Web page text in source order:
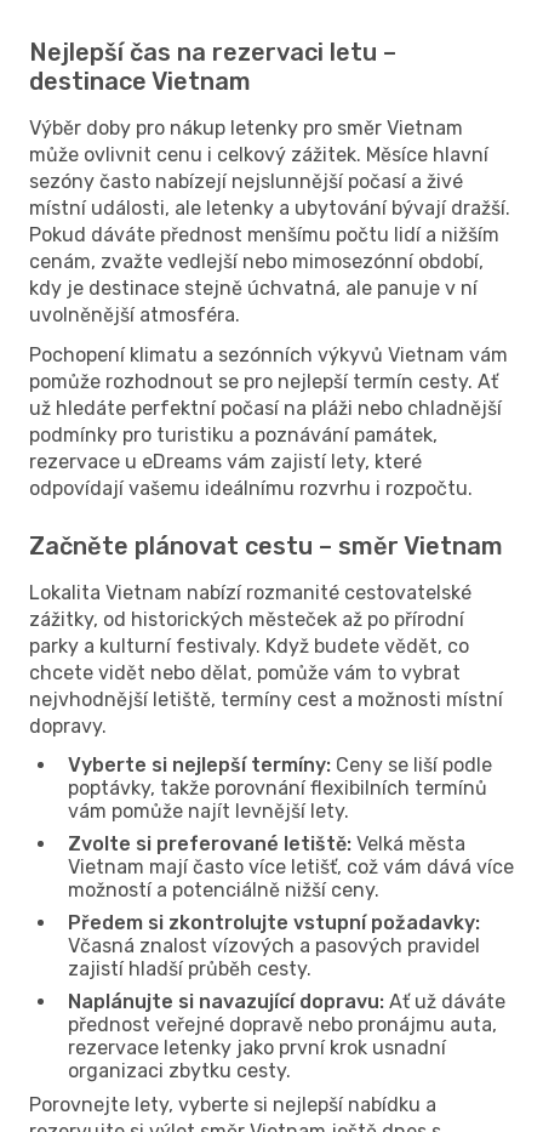
Nejlepší čas na rezervaci letu –
destinace Vietnam
Výběr doby pro nákup letenky pro směr Vietnam
může ovlivnit cenu i celkový zážitek. Měsíce hlavní
sezóny často nabízejí nejslunnější počasí a živé
místní události, ale letenky a ubytování bývají dražší.
Pokud dáváte přednost menšímu počtu lidí a nižším
cenám, zvažte vedlejší nebo mimosezónní období,
kdy je destinace stejně úchvatná, ale panuje v ní
uvolněnější atmosféra.
Pochopení klimatu a sezónních výkyvů Vietnam vám
pomůže rozhodnout se pro nejlepší termín cesty. Ať
už hledáte perfektní počasí na pláži nebo chladnější
podmínky pro turistiku a poznávání památek,
rezervace u eDreams vám zajistí lety, které
odpovídají vašemu ideálnímu rozvrhu i rozpočtu.
Začněte plánovat cestu – směr Vietnam
Lokalita Vietnam nabízí rozmanité cestovatelské
zážitky, od historických městeček až po přírodní
parky a kulturní festivaly. Když budete vědět, co
chcete vidět nebo dělat, pomůže vám to vybrat
nejvhodnější letiště, termíny cest a možnosti místní
dopravy.
Vyberte si nejlepší termíny: Ceny se liší podle
poptávky, takže porovnání flexibilních termínů
vám pomůže najít levnější lety.
Zvolte si preferované letiště: Velká města
Vietnam mají často více letišť, což vám dává více
možností a potenciálně nižší ceny.
Předem si zkontrolujte vstupní požadavky:
Včasná znalost vízových a pasových pravidel
zajistí hladší průběh cesty.
Naplánujte si navazující dopravu: Ať už dáváte
přednost veřejné dopravě nebo pronájmu auta,
rezervace letenky jako první krok usnadní
organizaci zbytku cesty.
Porovnejte lety, vyberte si nejlepší nabídku a